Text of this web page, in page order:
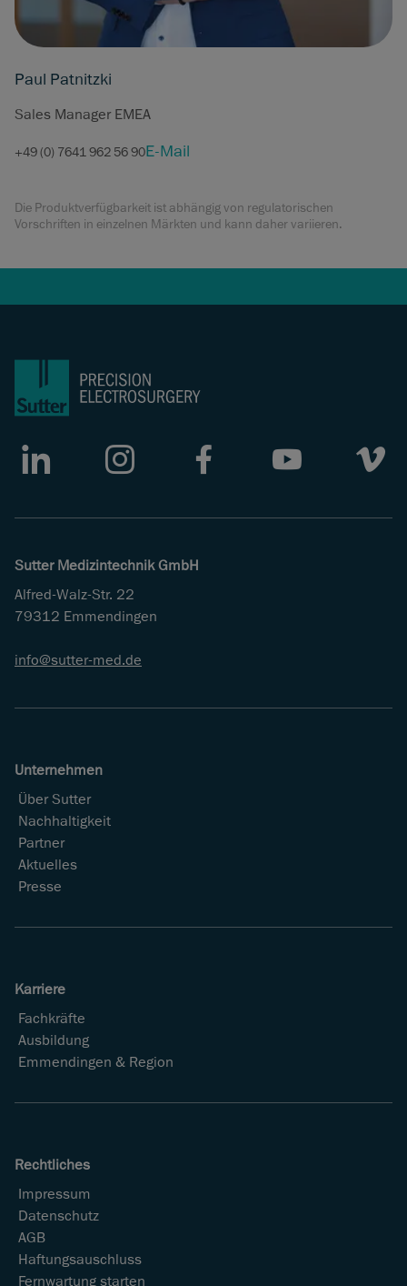
Paul Patnitzki
Sales Manager EMEA
+49 (0) 7641 962 56 90E-Mail
Die Produktverfügbarkeit ist abhängig von regulatorischen
Vorschriften in einzelnen Märkten und kann daher variieren.
Sutter Medizintechnik GmbH
Alfred-Walz-Str. 22
79312 Emmendingen
info sutter-med de
Unternehmen
Über Sutter
Nachhaltigkeit
Partner
Aktuelles
Presse
Karriere
Fachkräfte
Ausbildung
Emmendingen & Region
Rechtliches
Impressum
Datenschutz
AGB
Haftungsauschluss
Fernwartung starten